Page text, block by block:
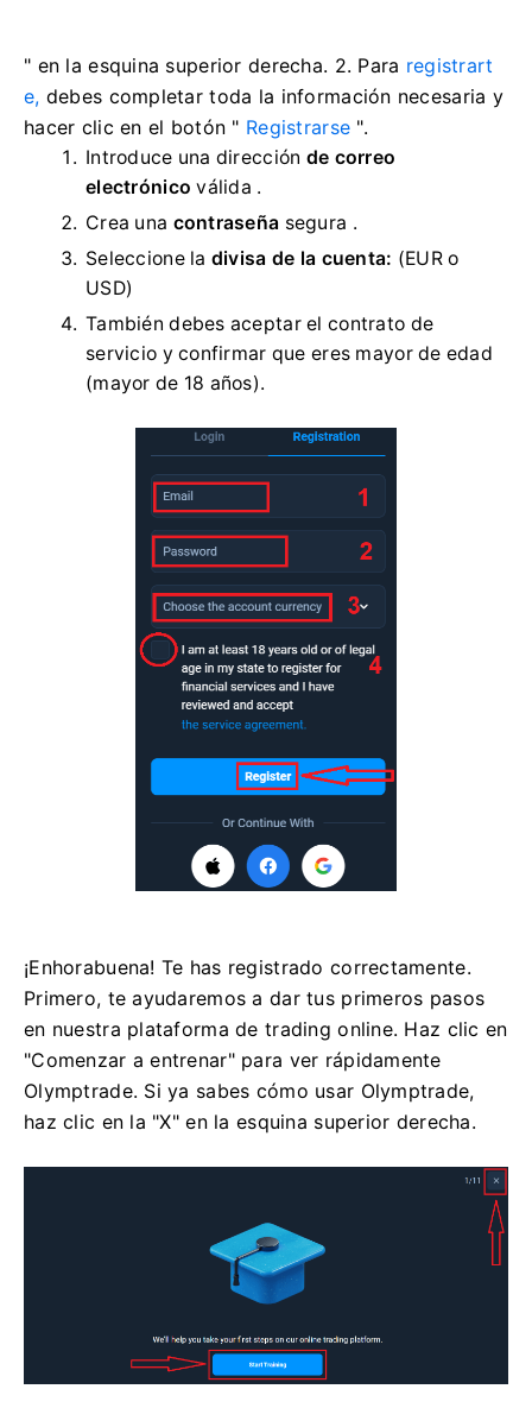
" en la esquina superior derecha. 2. Para registrart
e, debes completar toda la información necesaria y
hacer clic en el botón " Registrarse ".
Introduce una dirección de correo
electrónico válida .
Crea una contraseña segura .
Seleccione la divisa de la cuenta: (EUR o
USD)
También debes aceptar el contrato de
servicio y confirmar que eres mayor de edad
(mayor de 18 años).
¡Enhorabuena! Te has registrado correctamente.
Primero, te ayudaremos a dar tus primeros pasos
en nuestra plataforma de trading online. Haz clic en
"Comenzar a entrenar" para ver rápidamente
Olymptrade. Si ya sabes cómo usar Olymptrade,
haz clic en la "X" en la esquina superior derecha.